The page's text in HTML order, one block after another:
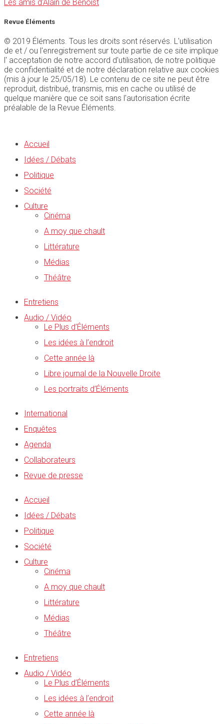
Les amis d'Alain de Benoist
Revue Éléments
© 2019 Éléments. Tous les droits sont réservés. L'utilisation
de et / ou l'enregistrement sur toute partie de ce site implique
l' acceptation de notre accord d'utilisation, de notre politique
de confidentialité et de notre déclaration relative aux cookies
(mis à jour le 25/05/18). Le contenu de ce site ne peut être
reproduit, distribué, transmis, mis en cache ou utilisé de
quelque manière que ce soit sans l'autorisation écrite
préalable de la Revue Éléments.
Accueil
Idées / Débats
Politique
Société
Culture
Cinéma
A moy que chault
Littérature
Médias
Théâtre
Entretiens
Audio / Vidéo
Le Plus d’Éléments
Les idées à l’endroit
Cette année là
Libre journal de la Nouvelle Droite
Les portraits d’Éléments
International
Enquêtes
Agenda
Collaborateurs
Revue de presse
Accueil
Idées / Débats
Politique
Société
Culture
Cinéma
A moy que chault
Littérature
Médias
Théâtre
Entretiens
Audio / Vidéo
Le Plus d’Éléments
Les idées à l’endroit
Cette année là